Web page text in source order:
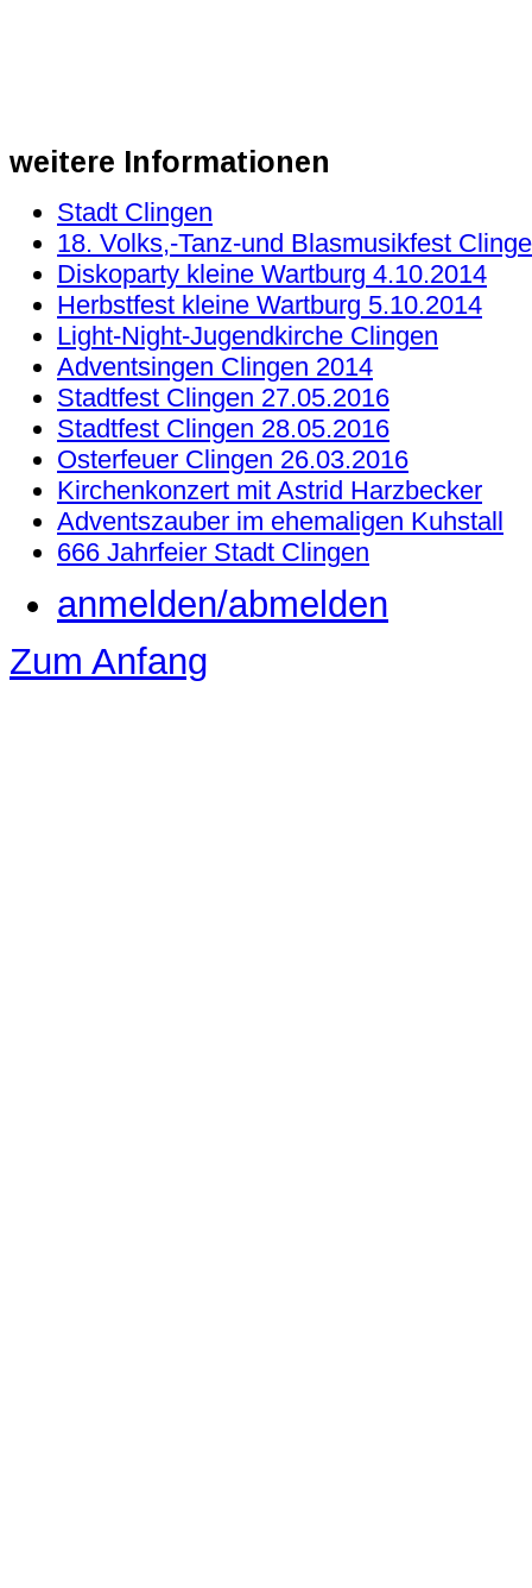
weitere Informationen
Stadt Clingen
18. Volks,-Tanz-und Blasmusikfest
Diskoparty kleine Wartburg 4.10.2014
Herbstfest kleine Wartburg 5.10.2014
Light-Night-Jugendkirche Clingen
Adventsingen Clingen 2014
Stadtfest Clingen 27.05.2016
Stadtfest Clingen 28.05.2016
Osterfeuer Clingen 26.03.2016
Kirchenkonzert mit Astrid Harzbecker
Adventszauber im ehemaligen Kuhstall
666 Jahrfeier Stadt Clingen
anmelden/abmelden
Zum Anfang